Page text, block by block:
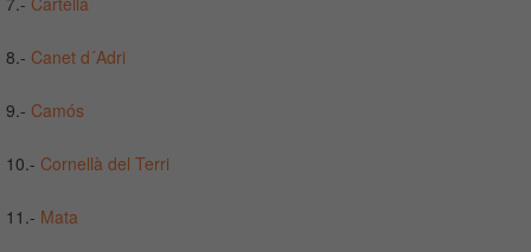
8.- Canet d´Adri
9.- Camós
10.- Cornellà del Terri
11.- Mata